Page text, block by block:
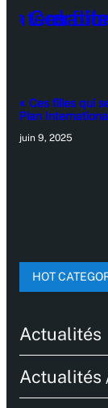
« Ces filles qui
Plan
juin 9, 2025
HOT
Actualités
Actualités